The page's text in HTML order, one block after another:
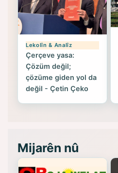
Lekolîn & Analîz
Çerçeve yasa:
Çözüm değil;
çözüme giden yol da
değil - Çetin Çeko
Mijarên nû